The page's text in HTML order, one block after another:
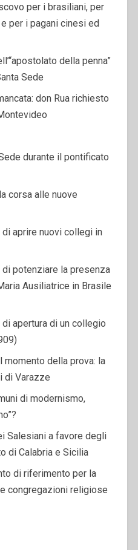
per i brasiliani, per
per i pagani cinesi ed
della penna”
Sede
don Rua richiesto
durante il pontificato
corsa alle nuove
di aprire nuovi collegi in
di potenziare la presenza
Ausiliatrice in Brasile
di apertura di un collegio
momento della prova: la
di Varazze
di modernismo,
Salesiani a favore degli
di Calabria e Sicilia
di riferimento per la
congregazioni religiose